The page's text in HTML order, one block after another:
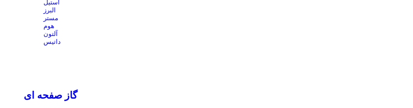
استیل
البرز
مستر
هوم
آلتون
داتیس
گاز صفحه ای